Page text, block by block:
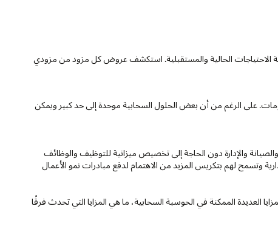
الاحتياجات الحالية والمستقبلية. استكشف عروض كل مزود من مزودي
على الرغم من أن بعض الحلول السحابية موحدة إلى حد كبير ويمكن
والإدارة دون الحاجة إلى تخصيص ميزانية للتوظيف والوظائف
وتسمح لهم بتكريس المزيد من الاهتمام لدفع مبادرات نمو الأعمال
العديدة الممكنة في الحوسبة السحابية، ما هي المزايا التي تحدث فرقًا